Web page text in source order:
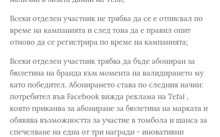
Всеки отделен участник не трябва да се е отписвал по
време на кампанията и след това да е правил опит
отново да се регистрира по време на кампанията;
Всеки отделен участник трябва да бъде абониран за
бюлетина на бранда към момента на валидирането му
като победител. Абонирането става по следния начин:
потребител във Facebook вижда реклама на Tefal ,
която приканва за абониране за бюлетина на марката и
обявява възможността за участие в томбола и шанса за
спечелване на една от три награди - иновативни